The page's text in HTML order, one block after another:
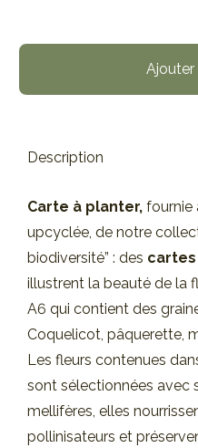
Ajouter
Description
Carte à planter, fournie
upcyclée, de notre
biodiversité” : des
illustrent la beauté de la
A6 qui contient des
Coquelicot, pâquerette,
Les fleurs contenues
sont sélectionnées avec
mellifères, elles
pollinisateurs et